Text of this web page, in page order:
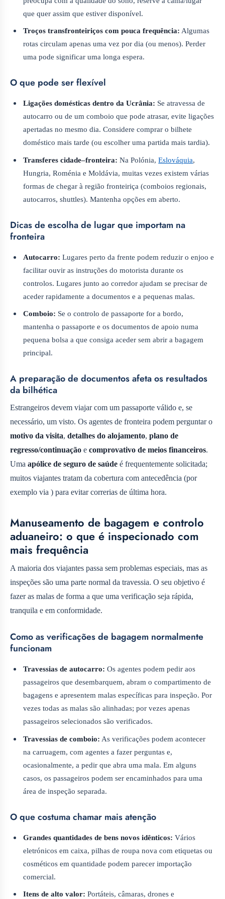
que quer assim que estiver disponível.
Troços transfronteiriços com pouca frequência: Algumas
rotas circulam apenas uma vez por dia (ou menos). Perder
uma pode significar uma longa espera.
O que pode ser flexível
Ligações domésticas dentro da Ucrânia: Se atravessa de
autocarro ou de um comboio que pode atrasar, evite ligações
apertadas no mesmo dia. Considere comprar o bilhete
doméstico mais tarde (ou escolher uma partida mais tardia).
Transferes cidade–fronteira: Na Polónia,Eslováquia,
Hungria, Roménia e Moldávia, muitas vezes existem várias
formas de chegar à região fronteiriça (comboios regionais,
autocarros, shuttles). Mantenha opções em aberto.
Dicas de escolha de lugar que importam na
fronteira
Autocarro: Lugares perto da frente podem reduzir o enjoo e
facilitar ouvir as instruções do motorista durante os
controlos. Lugares junto ao corredor ajudam se precisar de
aceder rapidamente a documentos e a pequenas malas.
Comboio: Se o controlo de passaporte for a bordo,
mantenha o passaporte e os documentos de apoio numa
pequena bolsa a que consiga aceder sem abrir a bagagem
principal.
A preparação de documentos afeta os resultados
da bilhética
Estrangeiros devem viajar com um passaporte válido e, se
necessário, um visto. Os agentes de fronteira podem perguntar o
motivo da visita, detalhes do alojamento, plano de
regresso/continuação e comprovativo de meios financeiros.
Uma apólice de seguro de saúde é frequentemente solicitada;
muitos viajantes tratam da cobertura com antecedência (por
exemplo via ) para evitar correrias de última hora.
Manuseamento de bagagem e controlo
aduaneiro: o que é inspecionado com
mais frequência
A maioria dos viajantes passa sem problemas especiais, mas as
inspeções são uma parte normal da travessia. O seu objetivo é
fazer as malas de forma a que uma verificação seja rápida,
tranquila e em conformidade.
Como as verificações de bagagem normalmente
funcionam
Travessias de autocarro: Os agentes podem pedir aos
passageiros que desembarquem, abram o compartimento de
bagagens e apresentem malas específicas para inspeção. Por
vezes todas as malas são alinhadas; por vezes apenas
passageiros selecionados são verificados.
Travessias de comboio: As verificações podem acontecer
na carruagem, com agentes a fazer perguntas e,
ocasionalmente, a pedir que abra uma mala. Em alguns
casos, os passageiros podem ser encaminhados para uma
área de inspeção separada.
O que costuma chamar mais atenção
Grandes quantidades de bens novos idênticos: Vários
eletrónicos em caixa, pilhas de roupa nova com etiquetas ou
cosméticos em quantidade podem parecer importação
comercial.
Itens de alto valor: Portáteis, câmaras, drones e